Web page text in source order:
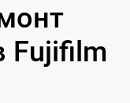
Fujifilm